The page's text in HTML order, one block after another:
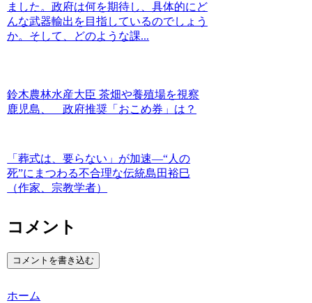
ました。政府は何を期待し、具体的にど
んな武器輸出を目指しているのでしょう
か。そして、どのような課...
鈴木農林水産大臣 茶畑や養殖場を視察
鹿児島、 政府推奨「おこめ券」は？
「葬式は、要らない」が加速―“人の
死”にまつわる不合理な伝統島田裕巳
（作家、宗教学者）
コメント
コメントを書き込む
ホーム